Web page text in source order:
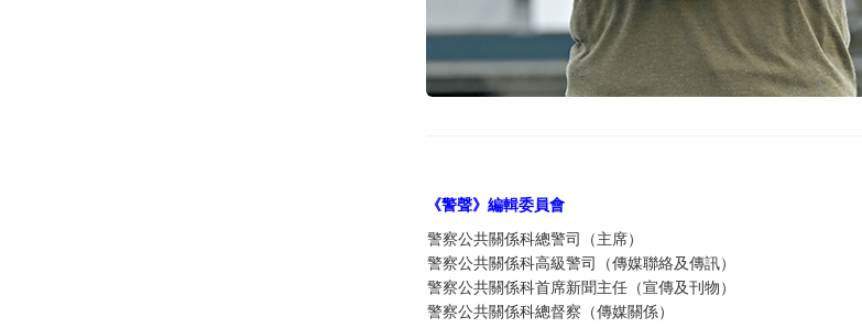
《警聲》編輯委員會
警察公共關係科總警司（主席）
警察公共關係科高級警司（傳媒聯絡及傳訊）
警察公共關係科首席新聞主任（宣傳及刊物）
警察公共關係科總督察（傳媒關係）